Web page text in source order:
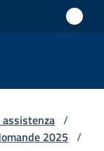
/
2025 /